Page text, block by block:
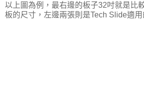
以上圖為例，最右邊的板子32吋就是比
板的尺寸，左邊兩張則是Tech Slide適用